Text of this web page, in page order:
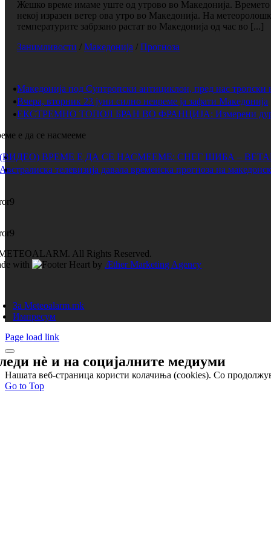
Жешко време имаме уште од утрово во Македонија.
некој изразен ветер ова утро во Македонија. На
температурите забрзано растат во Македонија од час во [...]
Занимливости / Македонија / Прогноза
Македонија под Суптропски антициклон, пред нас тропски
Вчера, вторник 23 јуни силно невреме ја зафати Македонија
ЕКСТРЕМНО ТОПОЛ БРАН ВО ФРАНЦИЈА: Измерени дури
е да се насмееме
ВРЕМЕ Е ДА СЕ НАСМЕЕМЕ: СНЕГ ШИБА –
телевизија давала временска прогноза на
All Rights Reserved.
with
by Æther Marketing Agency
За Meteoalarm.mk
Импресум
Page load link
нѐ и насоцијалните медиуми
Нашата веб-страница користи колачиња (cookies). Со
Go to Top